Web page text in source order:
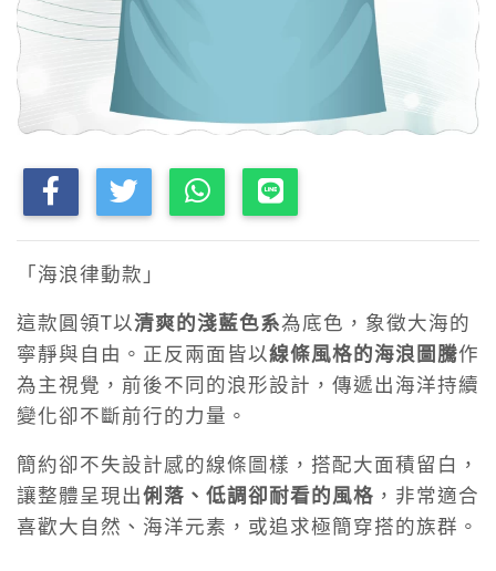
「海浪律動款」
這款圓領T以清爽的淺藍色系為底色，象徵大海的
寧靜與自由。正反兩面皆以線條風格的海浪圖騰作
為主視覺，前後不同的浪形設計，傳遞出海洋持續
變化卻不斷前行的力量。
簡約卻不失設計感的線條圖樣，搭配大面積留白，
讓整體呈現出俐落、低調卻耐看的風格 ，非常適合
喜歡大自然、海洋元素，或追求極簡穿搭的族群。